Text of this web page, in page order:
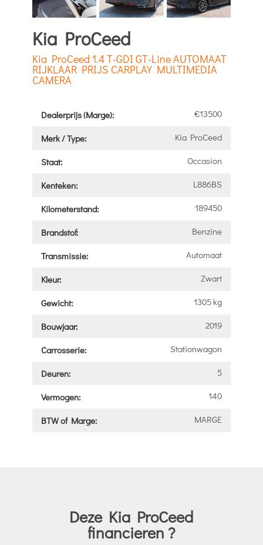
Kia ProCeed
Kia ProCeed 1.4 T-GDI GT-Line AUTOMAAT
RIJKLAAR PRIJS CARPLAY MULTIMEDIA
CAMERA
Dealerprijs (Marge): €13500
Merk / Type: Kia ProCeed
Staat: Occasion
Kenteken: L886BS
Kilometerstand: 189450
Brandstof: Benzine
Transmissie: Automaat
Kleur: Zwart
Gewicht: 1305 kg
Bouwjaar: 2019
Carrosserie: Stationwagon
Deuren: 5
Vermogen: 140
BTW of Marge: MARGE
Deze Kia ProCeed
financieren ?